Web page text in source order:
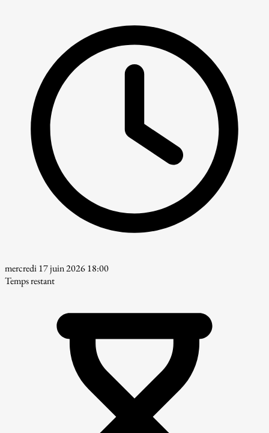
mercredi 17 juin 2026 18:00
Temps restant